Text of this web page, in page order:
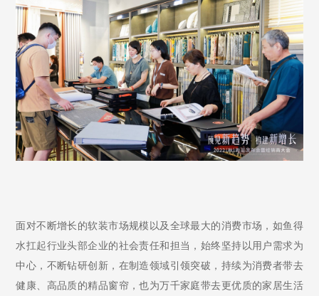
面对不断增长的软装市场规模以及全球最大的消费市场，如鱼得
水扛起行业头部企业的社会责任和担当，始终坚持以用户需求为
中心，不断钻研创新，在制造领域引领突破，持续为消费者带去
健康、高品质的精品窗帘，也为万千家庭带去更优质的家居生活